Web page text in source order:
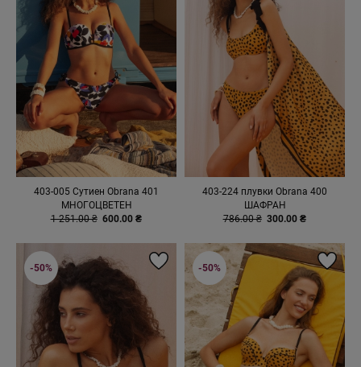
403-005 Сутиен Obrana 401
МНОГОЦВЕТЕН
1 251.00 ₴ 600.00 ₴
403-224 плувки Obrana 400
ШАФРАН
786.00 ₴ 300.00 ₴
-50% -50%